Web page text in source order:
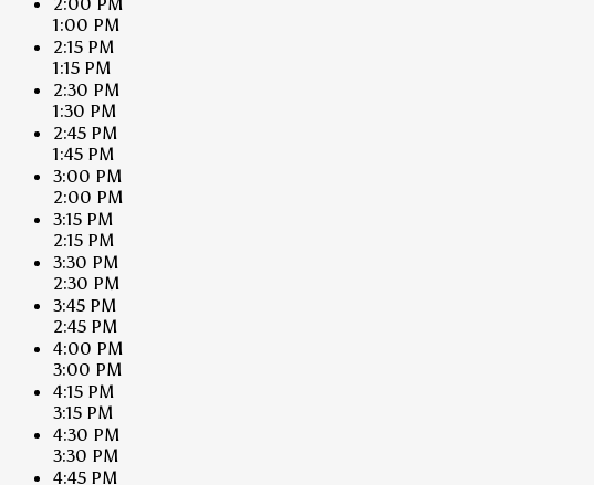
1:00 PM
2:15 PM
1:15 PM
2:30 PM
1:30 PM
2:45 PM
1:45 PM
3:00 PM
2:00 PM
3:15 PM
2:15 PM
3:30 PM
2:30 PM
3:45 PM
2:45 PM
4:00 PM
3:00 PM
4:15 PM
3:15 PM
4:30 PM
3:30 PM
4:45 PM